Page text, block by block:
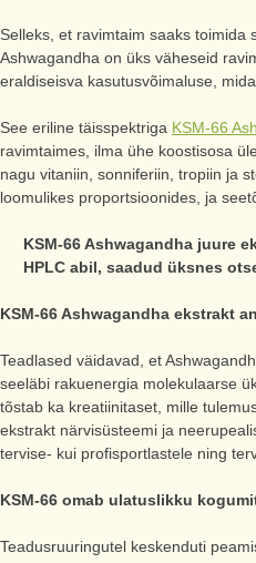
Selleks, et ravimtaim saaks toimida
Ashwagandha on üks väheseid
eraldiseisva kasutusvõimaluse,
See eriline täisspektriga KSM-66
ravimtaimes, ilma ühe koostisosa
nagu vitaniin, sonniferiin, tropiin ja
loomulikes proportsioonides, ja
KSM-66 Ashwagandha juure
HPLC abil, saadud üksnes
KSM-66 Ashwagandha ekstrakt
Teadlased väidavad, et
seeläbi rakuenergia molekulaarse
tõstab ka kreatiinitaset, mille
ekstrakt närvisüsteemi ja
tervise- kui profisportlastele ning
KSM-66 omab ulatuslikku
Teadusruuringutel keskenduti